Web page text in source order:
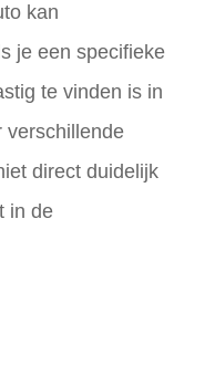
kan
je een specifieke
te vinden is in
verschillende
direct duidelijk
in de